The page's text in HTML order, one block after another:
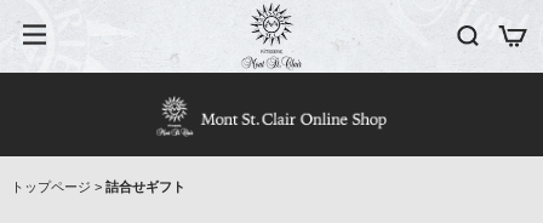
トップページ > 詰合せギフト